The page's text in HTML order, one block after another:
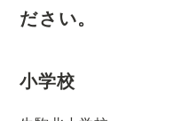
ださい。
小学校